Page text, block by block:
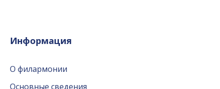
Информация
О филармонии
Основные сведения